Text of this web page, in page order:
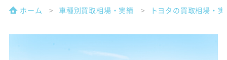
ホーム 車種別買取相場・実績 トヨタの買取相場・